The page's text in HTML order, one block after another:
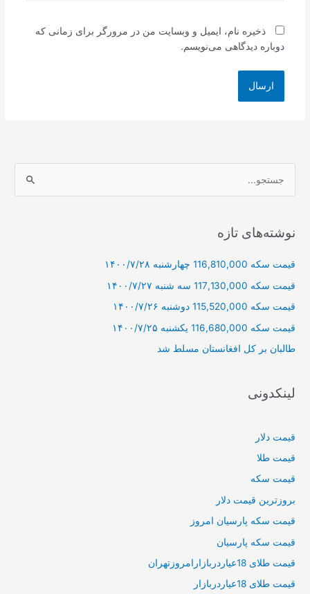
ذخیره نام، ایمیل و وبسایت من در مرورگر برای زمانی که
دوباره دیدگاهی می‌نویسم.
ب
ر
ا
نوشته‌های تازه
قیمت سکه 116,810,000 چهارشنبه ۱۴۰۰/۷/۲۸
قیمت سکه 117,130,000 سه شنبه ۱۴۰۰/۷/۲۷
قیمت سکه 115,520,000 دوشنبه ۱۴۰۰/۷/۲۶
قیمت سکه 116,680,000 یکشنبه ۱۴۰۰/۷/۲۵
طالبان بر كل افغانستان مسلط شد
لینکدونی
قیمت دلار
قیمت طلا
قیمت سکه
بروزترین قیمت دلار
قیمت سکه پارسیان امروز
قیمت سکه پارسیان
قیمت طلای 18عیاردربازارامروزتهران
قیمت طلای 18عیاردربازار